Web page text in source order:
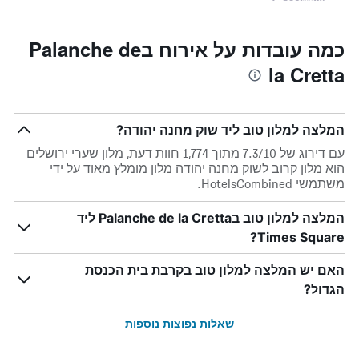
כמה עובדות על אירוח בPalanche de
la Cretta
המלצה למלון טוב ליד שוק מחנה יהודה?
עם דירוג של 7.3/10 מתוך 1,774 חוות דעת, מלון שערי ירושלים
הוא מלון קרוב לשוק מחנה יהודה מלון מומלץ מאוד על ידי
משתמשי HotelsCombined.
המלצה למלון טוב בPalanche de la Cretta ליד
Times Square?
האם יש המלצה למלון טוב בקרבת בית הכנסת
הגדול?
שאלות נפוצות נוספות